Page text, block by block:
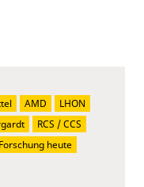
AMD
LHON
RCS / CCS
Forschung heute